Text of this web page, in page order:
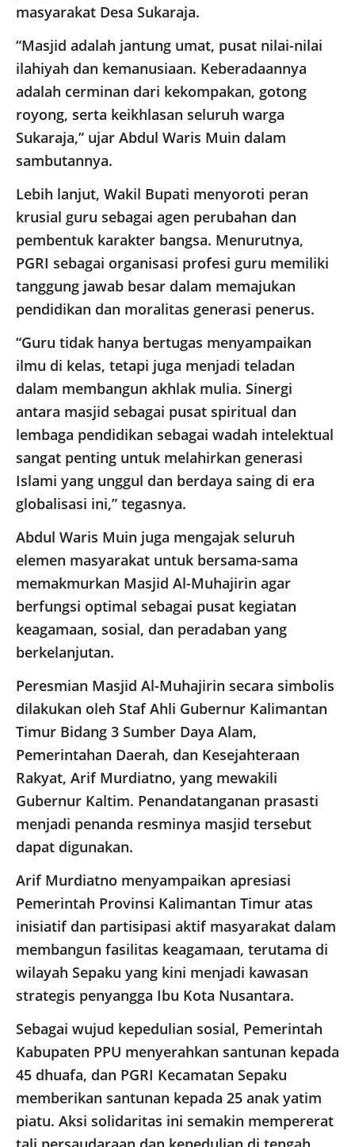
masyarakat Desa Sukaraja.
“Masjid adalah jantung umat, pusat nilai-nilai
ilahiyah dan kemanusiaan. Keberadaannya
adalah cerminan dari kekompakan, gotong
royong, serta keikhlasan seluruh warga
Sukaraja,” ujar Abdul Waris Muin dalam
sambutannya.
Lebih lanjut, Wakil Bupati menyoroti peran
krusial guru sebagai agen perubahan dan
pembentuk karakter bangsa. Menurutnya,
PGRI sebagai organisasi profesi guru memiliki
tanggung jawab besar dalam memajukan
pendidikan dan moralitas generasi penerus.
“Guru tidak hanya bertugas menyampaikan
ilmu di kelas, tetapi juga menjadi teladan
dalam membangun akhlak mulia. Sinergi
antara masjid sebagai pusat spiritual dan
lembaga pendidikan sebagai wadah intelektual
sangat penting untuk melahirkan generasi
Islami yang unggul dan berdaya saing di era
globalisasi ini,” tegasnya.
Abdul Waris Muin juga mengajak seluruh
elemen masyarakat untuk bersama-sama
memakmurkan Masjid Al-Muhajirin agar
berfungsi optimal sebagai pusat kegiatan
keagamaan, sosial, dan peradaban yang
berkelanjutan.
Peresmian Masjid Al-Muhajirin secara simbolis
dilakukan oleh Staf Ahli Gubernur Kalimantan
Timur Bidang 3 Sumber Daya Alam,
Pemerintahan Daerah, dan Kesejahteraan
Rakyat, Arif Murdiatno, yang mewakili
Gubernur Kaltim. Penandatanganan prasasti
menjadi penanda resminya masjid tersebut
dapat digunakan.
Arif Murdiatno menyampaikan apresiasi
Pemerintah Provinsi Kalimantan Timur atas
inisiatif dan partisipasi aktif masyarakat dalam
membangun fasilitas keagamaan, terutama di
wilayah Sepaku yang kini menjadi kawasan
strategis penyangga Ibu Kota Nusantara.
Sebagai wujud kepedulian sosial, Pemerintah
Kabupaten PPU menyerahkan santunan kepada
45 dhuafa, dan PGRI Kecamatan Sepaku
memberikan santunan kepada 25 anak yatim
piatu. Aksi solidaritas ini semakin mempererat